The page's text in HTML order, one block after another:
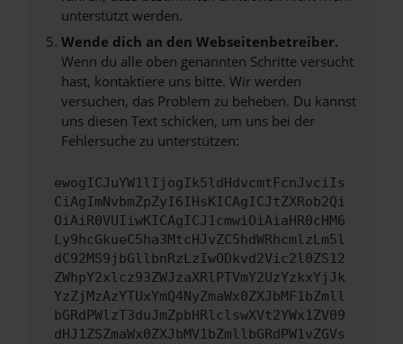
unterstützt werden.
Wende dich an den Webseitenbetreiber.
Wenn du alle oben genannten Schritte versucht
hast, kontaktiere uns bitte. Wir werden
versuchen, das Problem zu beheben. Du kannst
uns diesen Text schicken, um uns bei der
Fehlersuche zu unterstützen:
ewogICJuYW1lIjogIk5ldHdvcmtFcnJvciIs
CiAgImNvbmZpZyI6IHsKICAgICJtZXRob2Qi
OiAiR0VUIiwKICAgICJ1cmwiOiAiaHR0cHM6
Ly9hcGkueC5ha3MtcHJvZC5hdWRhcmlzLm5l
dC92MS9jbGllbnRzLzIwODkvd2Vic2l0ZS12
ZWhpY2xlcz93ZWJzaXRlPTVmY2UzYzkxYjJk
YzZjMzAzYTUxYmQ4NyZmaWx0ZXJbMF1bZmll
bGRdPWlzT3duJmZpbHRlclswXVt2YWx1ZV09
dHJ1ZSZmaWx0ZXJbMV1bZmllbGRdPW1vZGVs